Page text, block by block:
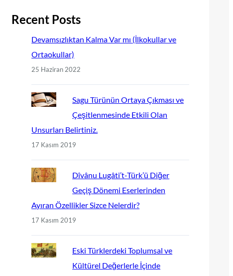
Recent Posts
Devamsızlıktan Kalma Var mı (İlkokullar ve
Ortaokullar)
25 Haziran 2022
Sagu Türünün Ortaya Çıkması ve
Çeşitlenmesinde Etkili Olan
Unsurları Belirtiniz.
17 Kasım 2019
Dîvânu Lugâti’t-Türk’ü Diğer
Geçiş Dönemi Eserlerinden
Ayıran Özellikler Sizce Nelerdir?
17 Kasım 2019
Eski Türklerdeki Toplumsal ve
Kültürel Değerlerle İçinde